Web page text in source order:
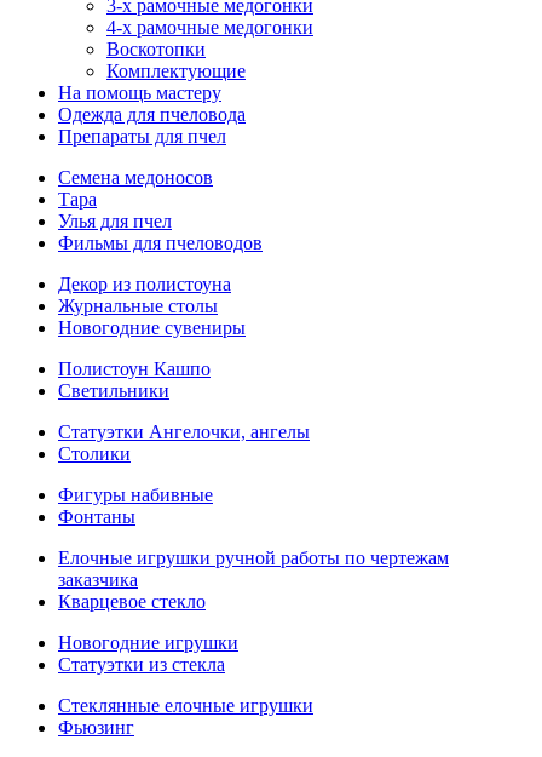
3-х рамочные медогонки
4-х рамочные медогонки
Воскотопки
Комплектующие
На помощь мастеру
Одежда для пчеловода
Препараты для пчел
Семена медоносов
Тара
Улья для пчел
Фильмы для пчеловодов
Декор из полистоуна
Журнальные столы
Новогодние сувениры
Полистоун Кашпо
Светильники
Статуэтки Ангелочки, ангелы
Столики
Фигуры набивные
Фонтаны
Елочные игрушки ручной работы по чертежам
заказчика
Кварцевое стекло
Новогодние игрушки
Статуэтки из стекла
Стеклянные елочные игрушки
Фьюзинг